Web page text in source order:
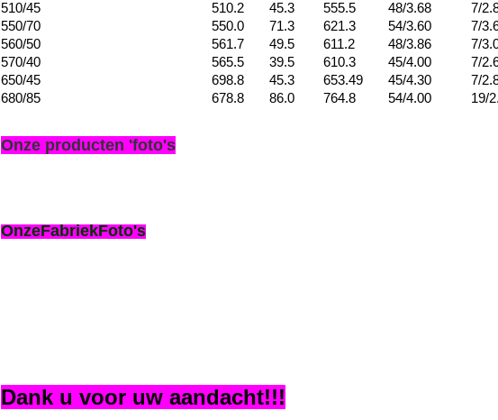
510/45
510.2 45.3 555.5 48/3.68 7/
550/70
550.0 71.3 621.3 54/3.60 7/
560/50
561.7 49.5 611.2 48/3.86 7/
570/40
565.5 39.5 610.3 45/4.00 7/
650/45
698.8 45.3 653.49 45/4.30 7/
680/85
678.8 86.0 764.8 54/4.00 19/
Onze producten 'foto's
OnzeFabriekFoto's
Dank u voor uw aandacht!!!